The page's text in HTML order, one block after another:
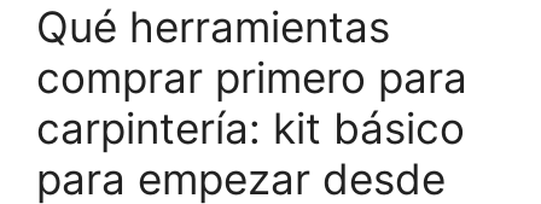
Qué herramientas
comprar primero para
carpintería: kit básico
para empezar desde